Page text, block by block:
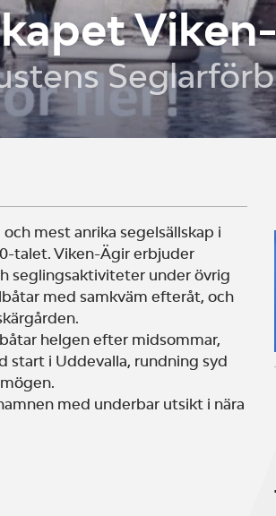
mest anrika segelsällskap i
talet. Viken-Ägir erbjuder
seglingsaktiviteter under övrig
med samkväm efteråt, och
helgen efter midsommar,
start i Uddevalla, rundning syd
med underbar utsikt i nära